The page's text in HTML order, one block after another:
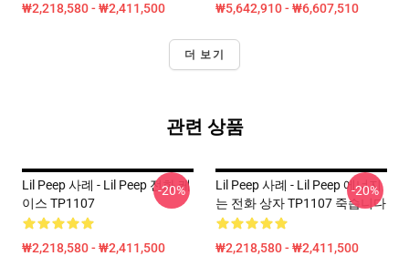
₩2,218,580 - ₩2,411,500 ₩5,642,910 - ₩6,607,510
더 보기
관련 상품
Lil Peep 사례 - Lil Peep 전화 케
이스 TP1107
₩2,218,580 - ₩2,411,500
-20%
Lil Peep 사례 - Lil Peep 에너지
는 전화 상자 TP1107 죽습니다
₩2,218,580 - ₩2,411,500
-20%